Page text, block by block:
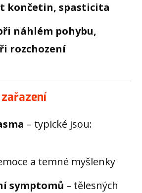
končetin, spasticita
náhlém pohybu,
rozchození
– typické jsou:
a temné myšlenky
symptomů – tělesných